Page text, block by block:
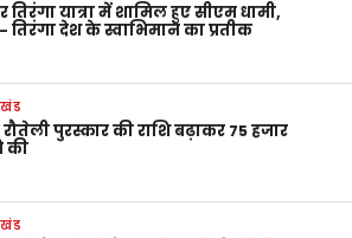
तिरंगा यात्रा में शामिल हुए सीएम धामी,
तिरंगा देश के स्वाभिमान का प्रतीक
पुरस्कार की राशि बढ़ाकर 75 हजार
की